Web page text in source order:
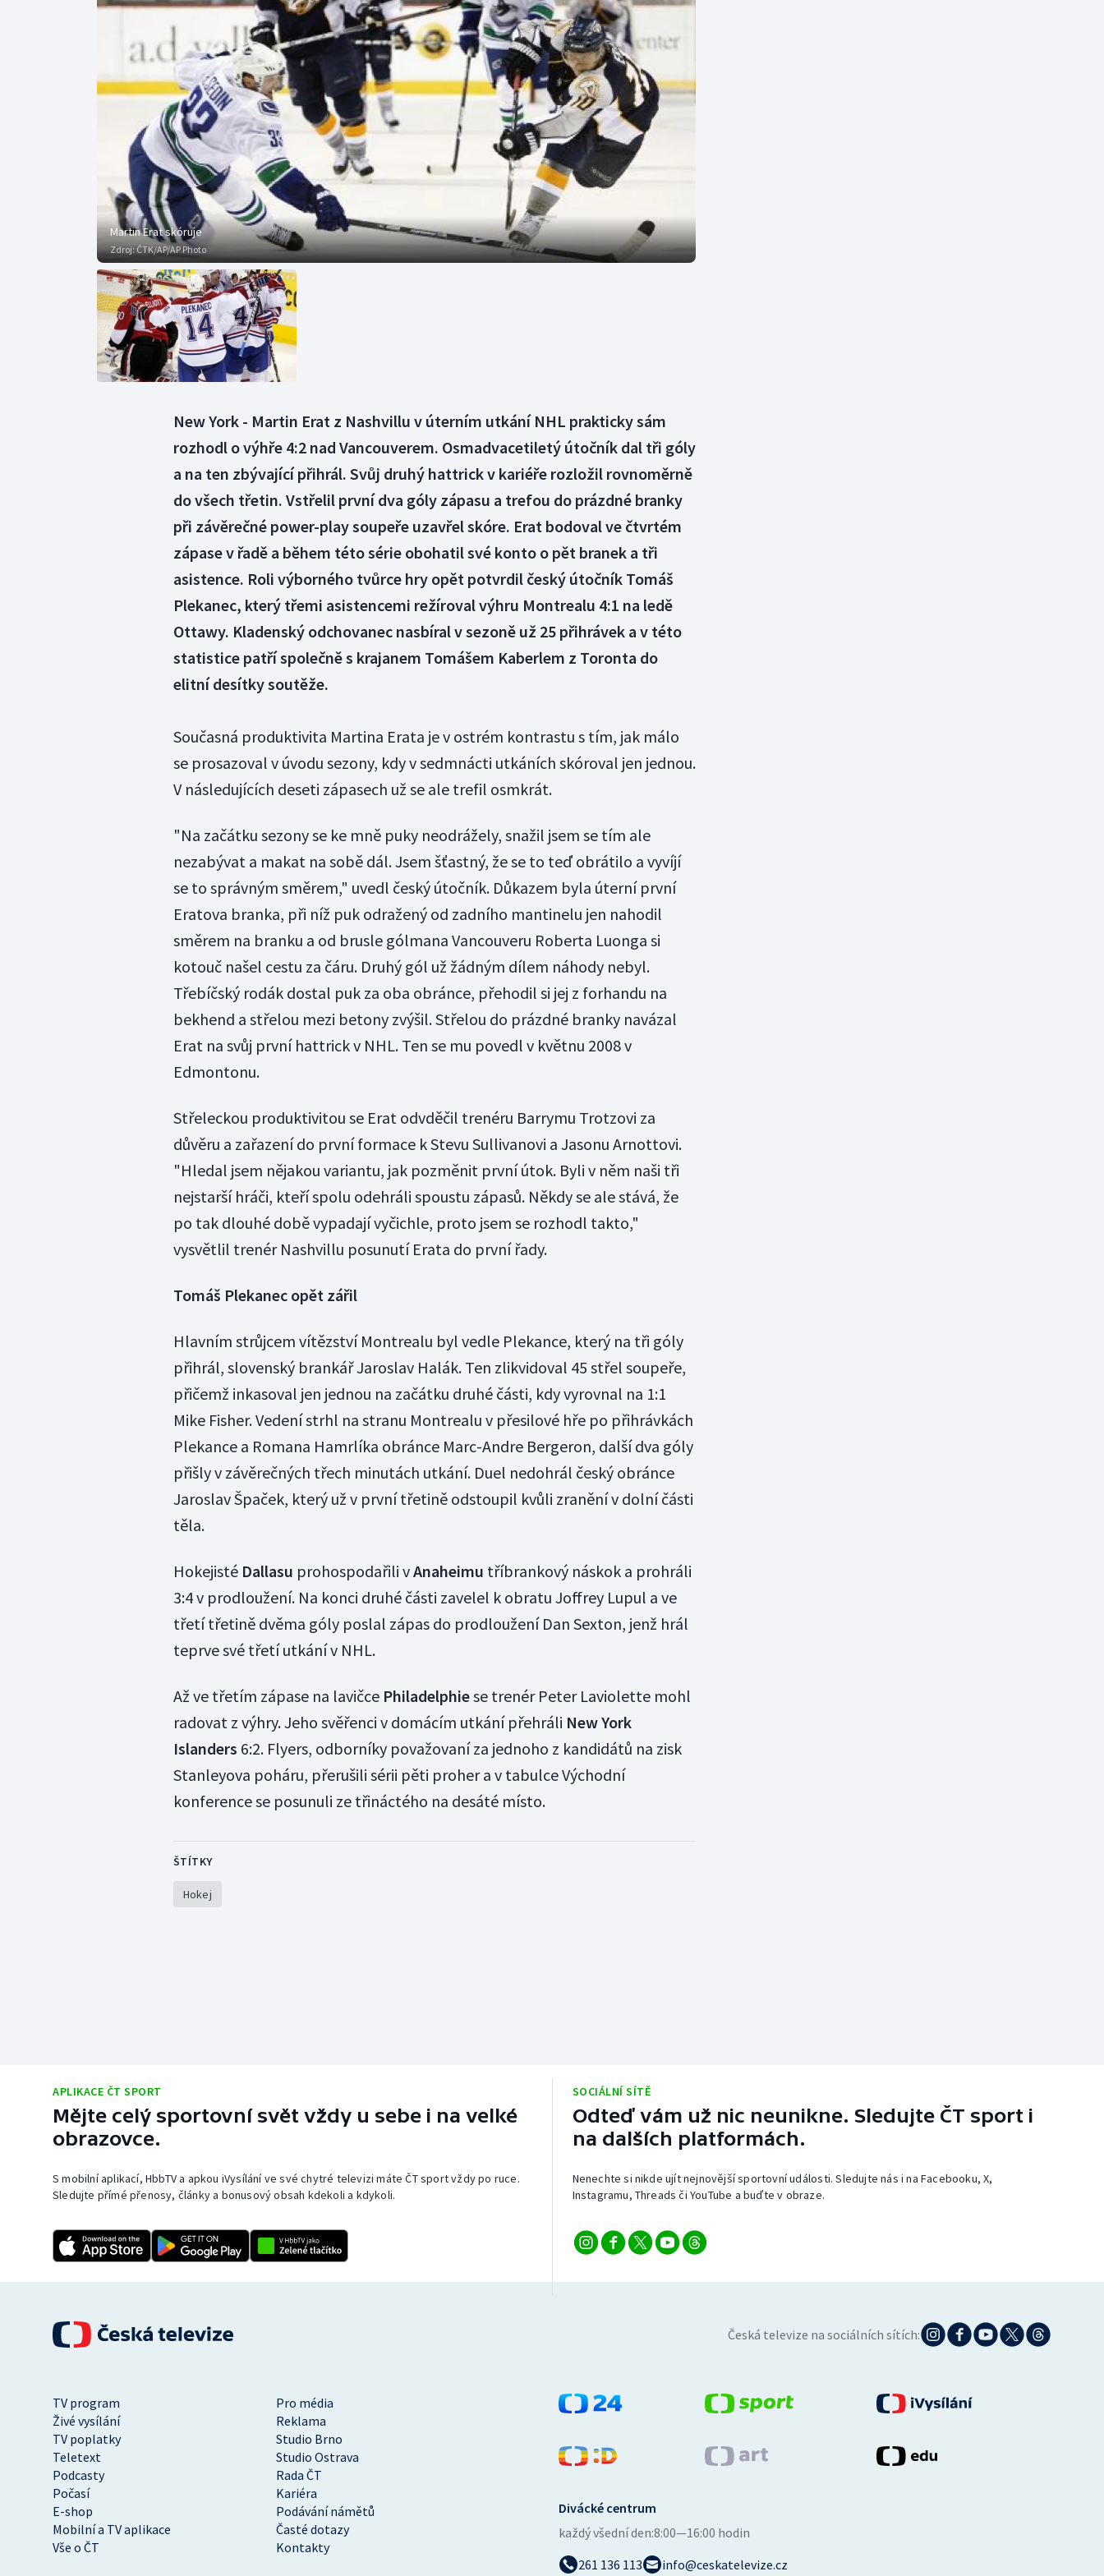
Curling
Dostihy
Florbal
Futsal
Golf
Gymnastika
Moderní pětiboj
Motorsport
Olympijské hry
Parasport
Plavání
Plážový volejbal
Triatlon
Veslování
Vodní slalom
Volejbal
Ostatní
Martin Erat skóruje
Zdroj:ČTK/AP/AP Photo
New York - Martin Erat z Nashvillu v úterním utkání NHL prakticky sám
rozhodl o výhře 4:2 nad Vancouverem. Osmadvacetiletý útočník dal tři góly
a na ten zbývající přihrál. Svůj druhý hattrick v kariéře rozložil rovnoměrně
do všech třetin. Vstřelil první dva góly zápasu a trefou do prázdné branky
při závěrečné power-play soupeře uzavřel skóre. Erat bodoval ve čtvrtém
zápase v řadě a během této série obohatil své konto o pět branek a tři
asistence. Roli výborného tvůrce hry opět potvrdil český útočník Tomáš
Plekanec, který třemi asistencemi režíroval výhru Montrealu 4:1 na ledě
Ottawy. Kladenský odchovanec nasbíral v sezoně už 25 přihrávek a v této
statistice patří společně s krajanem Tomášem Kaberlem z Toronta do
elitní desítky soutěže.
Současná produktivita Martina Erata je v ostrém kontrastu s tím, jak málo
se prosazoval v úvodu sezony, kdy v sedmnácti utkáních skóroval jen jednou.
V následujících deseti zápasech už se ale trefil osmkrát.
"Na začátku sezony se ke mně puky neodrážely, snažil jsem se tím ale
nezabývat a makat na sobě dál. Jsem šťastný, že se to teď obrátilo a vyvíjí
se to správným směrem," uvedl český útočník. Důkazem byla úterní první
Eratova branka, při níž puk odražený od zadního mantinelu jen nahodil
směrem na branku a od brusle gólmana Vancouveru Roberta Luonga si
kotouč našel cestu za čáru. Druhý gól už žádným dílem náhody nebyl.
Třebíčský rodák dostal puk za oba obránce, přehodil si jej z forhandu na
bekhend a střelou mezi betony zvýšil. Střelou do prázdné branky navázal
Erat na svůj první hattrick v NHL. Ten se mu povedl v květnu 2008 v
Edmontonu.
Střeleckou produktivitou se Erat odvděčil trenéru Barrymu Trotzovi za
důvěru a zařazení do první formace k Stevu Sullivanovi a Jasonu Arnottovi.
"Hledal jsem nějakou variantu, jak pozměnit první útok. Byli v něm naši tři
nejstarší hráči, kteří spolu odehráli spoustu zápasů. Někdy se ale stává, že
po tak dlouhé době vypadají vyčichle, proto jsem se rozhodl takto,"
vysvětlil trenér Nashvillu posunutí Erata do první řady.
Tomáš Plekanec opět zářil
Hlavním strůjcem vítězství Montrealu byl vedle Plekance, který na tři góly
přihrál, slovenský brankář Jaroslav Halák. Ten zlikvidoval 45 střel soupeře,
přičemž inkasoval jen jednou na začátku druhé části, kdy vyrovnal na 1:1
Mike Fisher. Vedení strhl na stranu Montrealu v přesilové hře po přihrávkách
Plekance a Romana Hamrlíka obránce Marc-Andre Bergeron, další dva góly
přišly v závěrečných třech minutách utkání. Duel nedohrál český obránce
Jaroslav Špaček, který už v první třetině odstoupil kvůli zranění v dolní části
těla.
Hokejisté Dallasu prohospodařili vAnaheimu tříbrankový náskok a prohráli
3:4 v prodloužení. Na konci druhé části zavelel k obratu Joffrey Lupul a ve
třetí třetině dvěma góly poslal zápas do prodloužení Dan Sexton, jenž hrál
teprve své třetí utkání v NHL.
Až ve třetím zápase na lavičce Philadelphiese trenér Peter Laviolette mohl
radovat z výhry. Jeho svěřenci v domácím utkání přehráli New York
Islanders 6:2. Flyers, odborníky považovaní za jednoho z kandidátů na zisk
Stanleyova poháru, přerušili sérii pěti proher a v tabulce Východní
konference se posunuli ze třináctého na desáté místo.
ŠTÍTKY
Hokej
APLIKACE ČT SPORT
Mějte celý sportovní svět vždy u sebe i na velké
obrazovce.
S mobilní aplikací, HbbTV a apkou iVysílání ve své chytré televizi máte ČT sport vždy po ruce.
Sledujte přímé přenosy, články a bonusový obsah kdekoli a kdykoli.
SOCIÁLNÍ SÍTĚ
Odteď vám už nic neunikne. Sledujte ČT sport i
na dalších platformách.
Nenechte si nikde ujít nejnovější sportovní události. Sledujte nás i na Facebooku, X,
Instagramu, Threads či YouTube a buďte v obraze.
Česká televize na sociálních sítích:
TV program
Pro média
Živé vysílání
Reklama
TV poplatky
Studio Brno
Teletext
Studio Ostrava
Podcasty
Rada ČT
Počasí
Kariéra
E-shop
Podávání námětů
Mobilní a TV aplikace
Časté dotazy
Vše o ČT
Kontakty
Divácké centrum
každý všední den:8:00—16:00 hodin
261 136 113
info@ceskatelevize.cz